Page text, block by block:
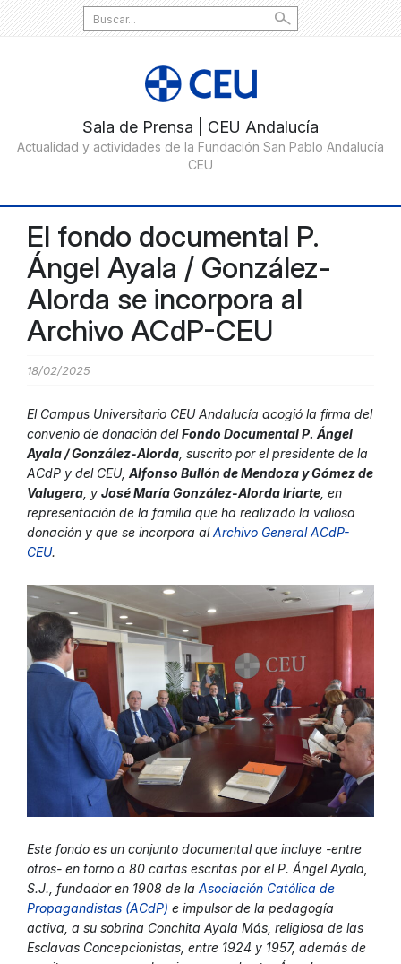
Search
for:
El fondo documental P.
Ángel Ayala / González-
Alorda se incorpora al
Archivo ACdP-CEU
18/02/2025
El Campus Universitario CEU Andalucía acogió la firma del
convenio de donación delFondo Documental P. Ángel
Ayala / González-Alorda , suscrito por el presidente de la
ACdP y del CEU, Alfonso Bullón de Mendoza y Gómez de
Valugera , y José María González-Alorda Iriarte , en
representación de la familia que ha realizado la valiosa
donación y que se incorpora alArchivo General ACdP-
CEU.
Este fondo es un conjunto documental que incluye -entre
otros- en torno a 80 cartas escritas por el P. Ángel Ayala,
S.J., fundador en 1908 de la Asociación Católica de
Propagandistas (ACdP) e impulsor de la pedagogía
activa, a su sobrina Conchita Ayala Más, religiosa de las
Esclavas Concepcionistas, entre 1924 y 1957, además de